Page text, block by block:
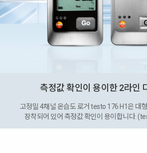
측정값 확인이 용이한 2라인
고정밀 4채널 온습도 로거 testo 176 H1은 대
장착되어 있어 측정값 확인이 용이합니다.